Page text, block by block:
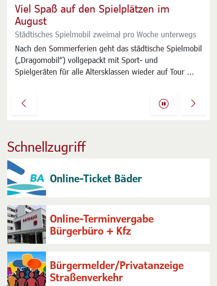
Viel Spaß auf den Spielplätzen im
August
Städtisches Spielmobil zweimal pro Woche unterwegs
Nach den Sommerferien geht das städtische Spielmobil
(„Dragomobil“) vollgepackt mit Sport- und
Spielgeräten für alle Altersklassen wieder auf Tour ...
Wochenmarkt zukunftssicher machen
Stadt prüft Abgabe des Betriebs an privaten Betreiber
Der Wochenmarkt dienstags und freitags auf dem
Langener Jahnplatz ist seit Jahrzehnten ein beliebter
Treffpunkt und ein wichtiger Faktor der
Nahversorgung, der viele Kunden anzieht ...
Previous Next
Schnellzugriff
Online-Ticket Bäder
Online-Terminvergabe
Bürgerbüro + Kfz
Bürgermelder/Privatanzeige
Straßenverkehr